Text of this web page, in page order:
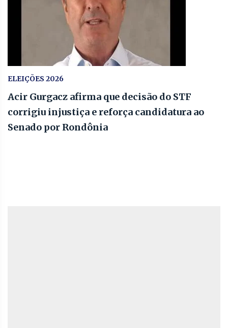
ELEIÇÕES 2026
Acir Gurgacz afirma que decisão do STF
corrigiu injustiça e reforça candidatura ao
Senado por Rondônia